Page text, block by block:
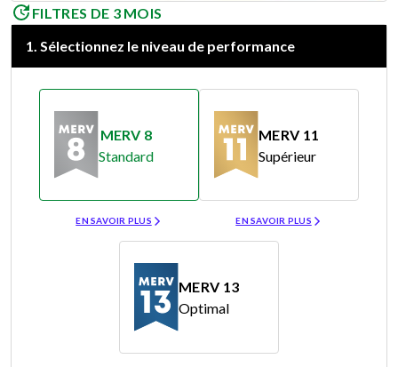
FILTRES DE 3 MOIS
1. Sélectionnez le niveau de performance
MERV 8
Standard
EN SAVOIR PLUS
MERV 11
Supérieur
EN SAVOIR PLUS
MERV 13
Optimal